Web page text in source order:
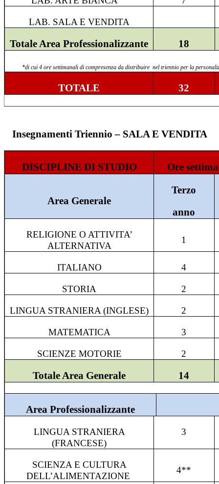
LAB. SALA E VENDITA
Totale Area Professionalizzante 18
*di cui 4 ore settimanali di compresenza da distribuire nel triennio per la
TOTALE 32
Insegnamenti Triennio – SALA E VENDITA
DISCIPLINE DI STUDIO Ore
Area Generale
Terzo
anno
RELIGIONE O ATTIVITA’
ALTERNATIVA
1
ITALIANO 4
STORIA 2
LINGUA STRANIERA (INGLESE) 2
MATEMATICA 3
SCIENZE MOTORIE 2
Totale Area Generale 14
Area Professionalizzante
LINGUA STRANIERA
(FRANCESE)
3
SCIENZA E CULTURA
DELL’ALIMENTAZIONE
4**